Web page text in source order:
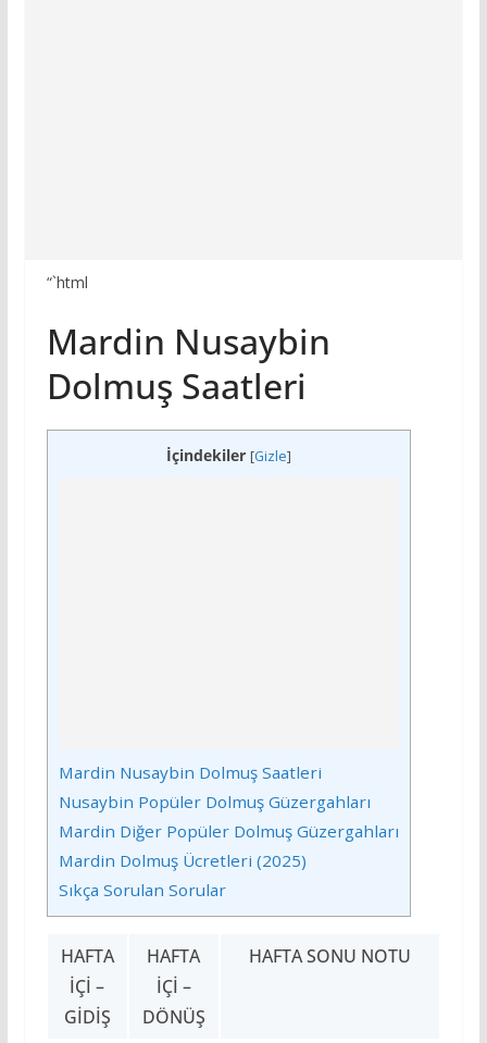
“`html
Mardin Nusaybin
Dolmuş Saatleri
İçindekiler [Gizle]
Mardin Nusaybin Dolmuş Saatleri
Nusaybin Popüler Dolmuş Güzergahları
Mardin Diğer Popüler Dolmuş Güzergahları
Mardin Dolmuş Ücretleri (2025)
Sıkça Sorulan Sorular
HAFTA
İÇI –
GIDIŞ
HAFTA
İÇI –
DÖNÜŞ
HAFTA SONU NOTU